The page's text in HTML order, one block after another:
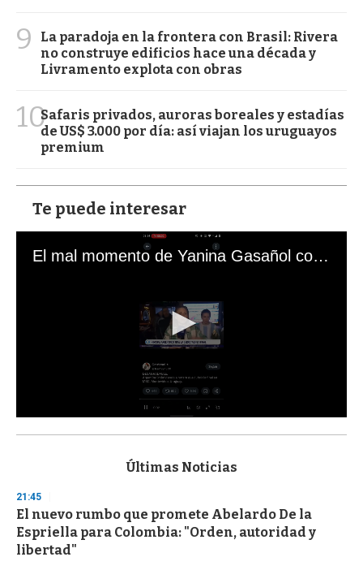
9
La paradoja en la frontera con Brasil: Rivera
no construye edificios hace una década y
Livramento explota con obras
10Safaris privados, auroras boreales y estadías
de US$ 3.000 por día: así viajan los uruguayos
premium
Te puede interesar
El mal momento de Yanina Gasañol con un hincha argentino en "Subrayado"
s
d
s
o
f
3
Últimas Noticias
21:45
El nuevo rumbo que promete Abelardo De la
Espriella para Colombia: "Orden, autoridad y
libertad"